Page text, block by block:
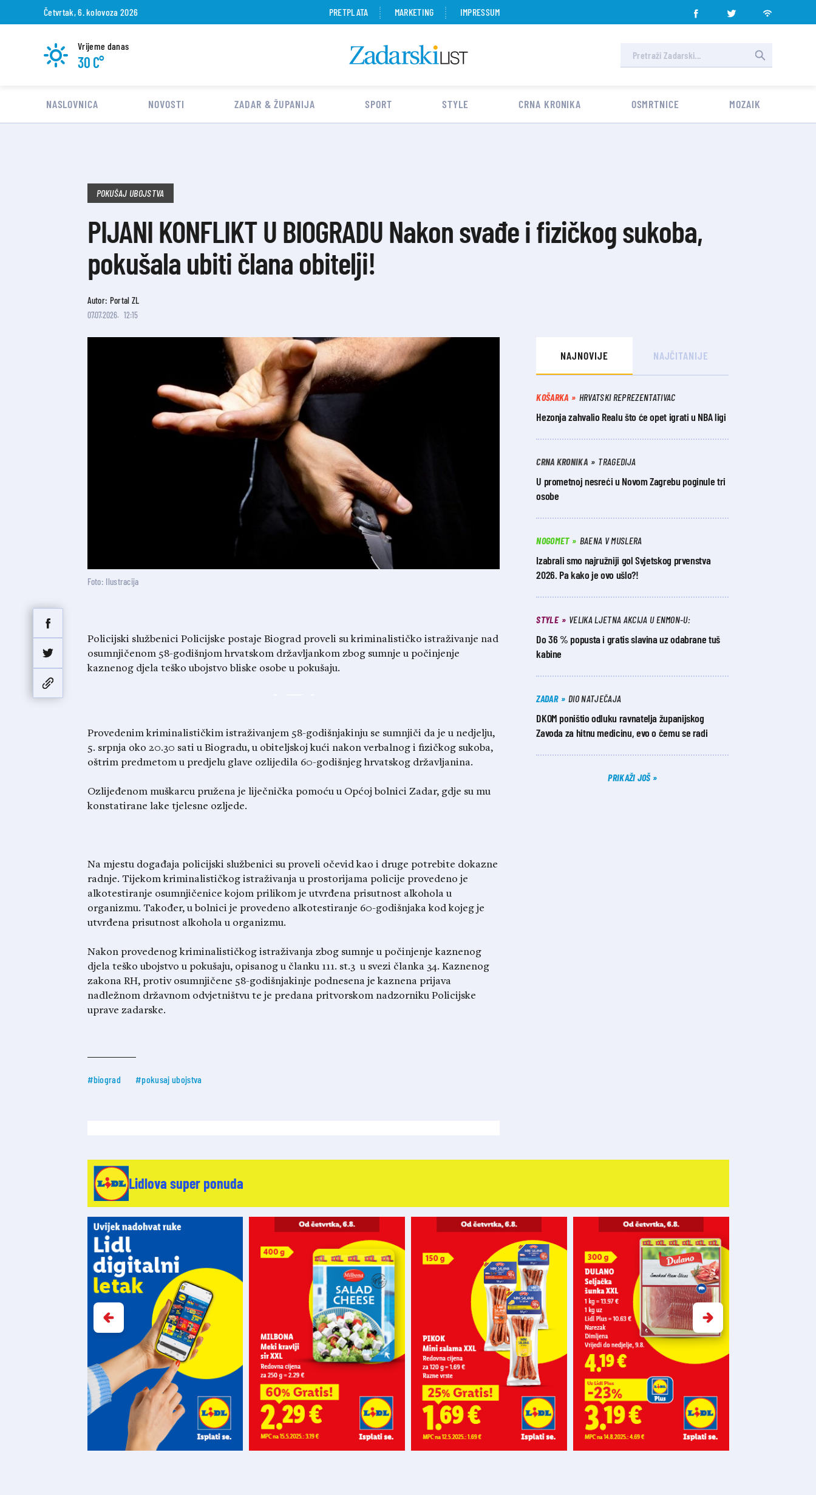
Četvrtak, 6. kolovoza 2026 PRETPLATA MARKETING IMPRESSUM
Vrijeme danas
30 C°
NASLOVNICA NOVOSTI ZADAR & ŽUPANIJA SPORT STYLE CRNA KRONIKA OSMRTNICE MOZAIK
POKUŠAJ UBOJSTVA
PIJANI KONFLIKT U BIOGRADU Nakon svađe i fizičkog sukoba,
pokušala ubiti člana obitelji!
Autor: Portal ZL
07.07.2026. 12:15
Foto: Ilustracija
Policijski službenici Policijske postaje Biograd proveli su kriminalističko istraživanje nad
osumnjičenom 58-godišnjom hrvatskom državljankom zbog sumnje u počinjenje
kaznenog djela teško ubojstvo bliske osobe u pokušaju.
Provedenim kriminalističkim istraživanjem 58-godišnjakinju se sumnjiči da je u nedjelju,
5. srpnja oko 20.30 sati u Biogradu, u obiteljskoj kući nakon verbalnog i fizičkog sukoba,
oštrim predmetom u predjelu glave ozlijedila 60-godišnjeg hrvatskog državljanina.
Ozlijeđenom muškarcu pružena je liječnička pomoću u Općoj bolnici Zadar, gdje su mu
konstatirane lake tjelesne ozljede.
Na mjestu događaja policijski službenici su proveli očevid kao i druge potrebite dokazne
radnje. Tijekom kriminalističkog istraživanja u prostorijama policije provedeno je
alkotestiranje osumnjičenice kojom prilikom je utvrđena prisutnost alkohola u
organizmu. Također, u bolnici je provedeno alkotestiranje 60-godišnjaka kod kojeg je
utvrđena prisutnost alkohola u organizmu.
Nakon provedenog kriminalističkog istraživanja zbog sumnje u počinjenje kaznenog
djela teško ubojstvo u pokušaju, opisanog u članku 111. st.3 u svezi članka 34. Kaznenog
zakona RH, protiv osumnjičene 58-godišnjakinje podnesena je kaznena prijava
nadležnom državnom odvjetništvu te je predana pritvorskom nadzorniku Policijske
uprave zadarske.
#biograd #pokusaj ubojstva
NAJNOVIJE NAJČITANIJE
KOŠARKA HRVATSKI REPREZENTATIVAC
Hezonja zahvalio Realu što će opet igrati u NBA ligi
CRNA KRONIKA TRAGEDIJA
U prometnoj nesreći u Novom Zagrebu poginule tri
osobe
NOGOMET BAENA V MUSLERA
Izabrali smo najružniji gol Svjetskog prvenstva
2026. Pa kako je ovo ušlo?!
STYLE VELIKA LJETNA AKCIJA U ENMON-U:
Do 36 % popusta i gratis slavina uz odabrane tuš
kabine
ZADAR DIO NATJEČAJA
DKOM poništio odluku ravnatelja županijskog
Zavoda za hitnu medicinu, evo o čemu se radi
PRIKAŽI JOŠ
Lidlova super ponuda